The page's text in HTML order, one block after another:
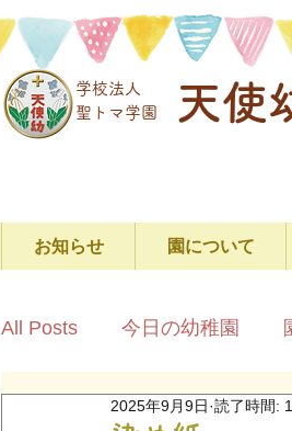
学校法人
​聖トマ学園
天使
お知らせ 園について
All Posts 今日の幼稚園
2025年9月9日 読了時間: